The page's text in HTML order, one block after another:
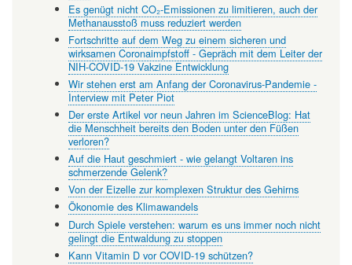
Es genügt nicht CO₂-Emissionen zu limitieren, auch der
Methanausstoß muss reduziert werden
Fortschritte auf dem Weg zu einem sicheren und
wirksamen Coronaimpfstoff - Gepräch mit dem Leiter der
NIH-COVID-19 Vakzine Entwicklung
Wir stehen erst am Anfang der Coronavirus-Pandemie -
Interview mit Peter Piot
Der erste Artikel vor neun Jahren im ScienceBlog: Hat
die Menschheit bereits den Boden unter den Füßen
verloren?
Auf die Haut geschmiert - wie gelangt Voltaren ins
schmerzende Gelenk?
Von der Eizelle zur komplexen Struktur des Gehirns
Ökonomie des Klimawandels
Durch Spiele verstehen: warum es uns immer noch nicht
gelingt die Entwaldung zu stoppen
Kann Vitamin D vor COVID-19 schützen?